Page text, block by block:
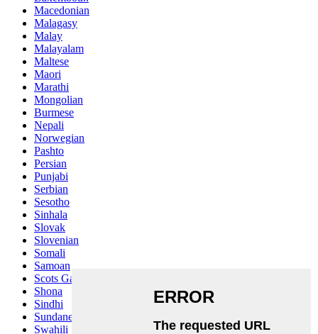
Macedonian
Malagasy
Malay
Malayalam
Maltese
Maori
Marathi
Mongolian
Burmese
Nepali
Norwegian
Pashto
Persian
Punjabi
Serbian
Sesotho
Sinhala
Slovak
Slovenian
Somali
Samoan
Scots Gaelic
Shona
Sindhi
Sundanese
Swahili